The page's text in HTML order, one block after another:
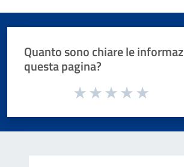
Quanto sono chiare le
questa pagina?
Valuta da 1 a 5 stelle la pagina